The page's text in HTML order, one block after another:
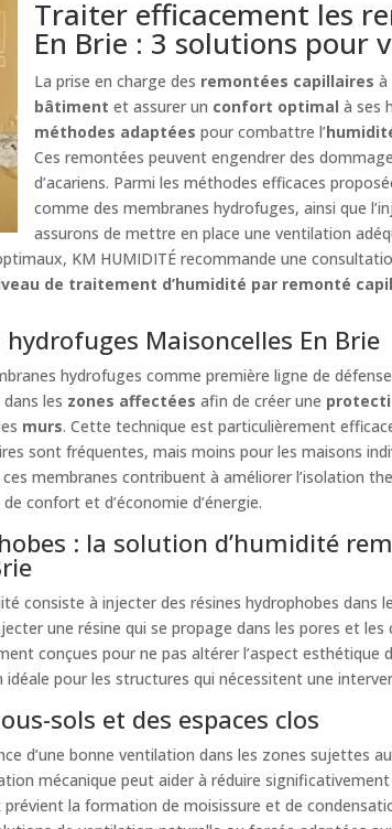
Traiter efficacement les
En Brie : 3 solutions pour
La prise en charge des remontées capillaires à
bâtiment et assurer un confort optimal à ses
méthodes adaptées pour combattre l’
Ces remontées peuvent engendrer des
d’acariens. Parmi les méthodes efficaces
comme des membranes hydrofuges, ainsi que
assurons de mettre en place une ventilation
KM HUMIDITÉ recommande une
de traitement d’humidité par remonté
Maisoncelles En Brie
hydrofuges comme première ligne de
dans les zones affectées afin de créer une
murs. Cette technique est particulièrement
sont fréquentes, mais moins pour les maisons
membranes contribuent à améliorer l’isolation
confort et d’économie d’énergie.
: la solution d’humidité
consiste à injecter des résines hydrophobes
une résine qui se propage dans les pores et
conçues pour ne pas altérer l’aspect
idéale pour les structures qui nécessitent une
sols et des espaces clos
d’une bonne ventilation dans les zones sujettes
mécanique peut aider à réduire
prévient la formation de moisissure et de